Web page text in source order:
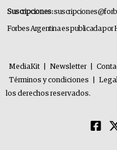
Suscripciones:
Forbes Argentina es publicada por
MediaKit Newsletter
Términos y condiciones
los derechos reservados.